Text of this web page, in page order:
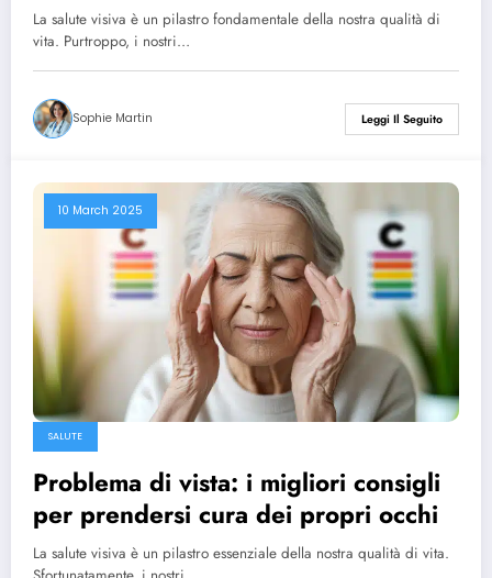
La salute visiva è un pilastro fondamentale della nostra qualità di
vita. Purtroppo, i nostri…
Sophie Martin Leggi Il Seguito
10 March 2025
SALUTE
Problema di vista: i migliori consigli
per prendersi cura dei propri occhi
La salute visiva è un pilastro essenziale della nostra qualità di vita.